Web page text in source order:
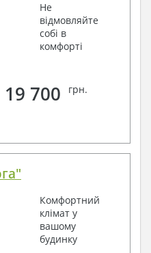
Не
відмовляйте
собі в
комфорті
19 700 грн.
Комфортний
клімат у
вашому
будинку